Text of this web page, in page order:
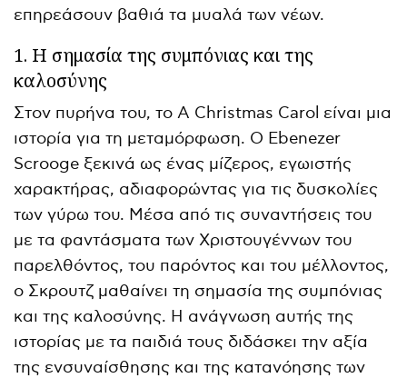
επηρεάσουν βαθιά τα μυαλά των νέων.
1. Η σημασία της συμπόνιας και της
καλοσύνης
Στον πυρήνα του, το A Christmas Carol είναι μια
ιστορία για τη μεταμόρφωση. Ο Ebenezer
Scrooge ξεκινά ως ένας μίζερος, εγωιστής
χαρακτήρας, αδιαφορώντας για τις δυσκολίες
των γύρω του. Μέσα από τις συναντήσεις του
με τα φαντάσματα των Χριστουγέννων του
παρελθόντος, του παρόντος και του μέλλοντος,
ο Σκρουτζ μαθαίνει τη σημασία της συμπόνιας
και της καλοσύνης. Η ανάγνωση αυτής της
ιστορίας με τα παιδιά τους διδάσκει την αξία
της ενσυναίσθησης και της κατανόησης των